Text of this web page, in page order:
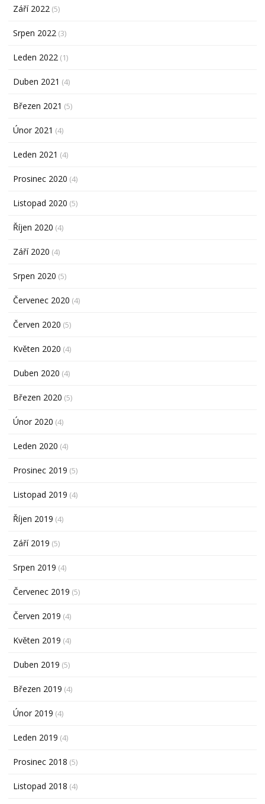
Září 2022 (5)
Srpen 2022 (3)
Leden 2022 (1)
Duben 2021 (4)
Březen 2021 (5)
Únor 2021 (4)
Leden 2021 (4)
Prosinec 2020 (4)
Listopad 2020 (5)
Říjen 2020 (4)
Září 2020 (4)
Srpen 2020 (5)
Červenec 2020 (4)
Červen 2020 (5)
Květen 2020 (4)
Duben 2020 (4)
Březen 2020 (5)
Únor 2020 (4)
Leden 2020 (4)
Prosinec 2019 (5)
Listopad 2019 (4)
Říjen 2019 (4)
Září 2019 (5)
Srpen 2019 (4)
Červenec 2019 (5)
Červen 2019 (4)
Květen 2019 (4)
Duben 2019 (5)
Březen 2019 (4)
Únor 2019 (4)
Leden 2019 (4)
Prosinec 2018 (5)
Listopad 2018 (4)